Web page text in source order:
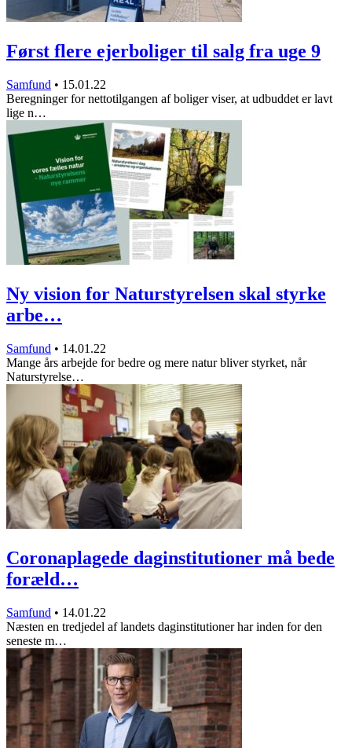
Først flere ejerboliger til salg fra uge 9
Samfund • 15.01.22
Beregninger for nettotilgangen af boliger viser, at udbuddet er lavt
lige n…
Ny vision for Naturstyrelsen skal styrke
arbe…
Samfund • 14.01.22
Mange års arbejde for bedre og mere natur bliver styrket, når
Naturstyrelse…
Coronaplagede daginstitutioner må bede
foræld…
Samfund • 14.01.22
Næsten en tredjedel af landets daginstitutioner har inden for den
seneste m…